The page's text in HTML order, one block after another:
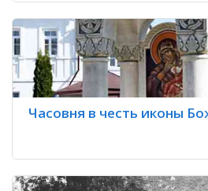
Часовня в честь иконы